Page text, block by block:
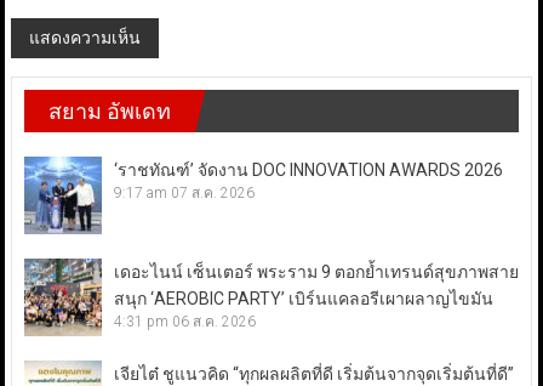
สยาม อัพเดท
‘ราชทัณฑ์’ จัดงาน DOC INNOVATION AWARDS 2026
9:17 am 07 ส.ค. 2026
เดอะไนน์ เซ็นเตอร์ พระราม 9 ตอกย้ำเทรนด์สุขภาพสาย
สนุก ‘AEROBIC PARTY’ เบิร์นแคลอรีเผาผลาญไขมัน
4:31 pm 06 ส.ค. 2026
เจียไต๋ ชูแนวคิด “ทุกผลผลิตที่ดี เริ่มต้นจากจุดเริ่มต้นที่ดี”